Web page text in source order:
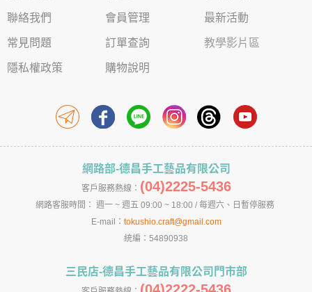
聯絡我們
常見問題
隱私權政策
會員管理
訂單查詢
購物說明
最新活動
教學影片區
網路部-德昌手工藝品有限公司
客戶服務熱線： (04)2225-5436
網路客服時間： 週一 ~ 週五 09:00 ~ 18:00 / 每週六、日暫停服務
E-mail： tokushio.craft@gmail.com
統編：54890938
三民店-德昌手工藝品有限公司門市部